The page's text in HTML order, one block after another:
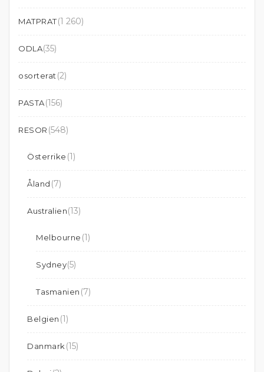
MATPRAT(1 260)
ODLA(35)
osorterat (2)
PASTA(156)
RESOR (548)
Österrike (1)
Åland (7)
Australien(13)
Melbourne (1)
Sydney(5)
Tasmanien (7)
Belgien (1)
Danmark (15)